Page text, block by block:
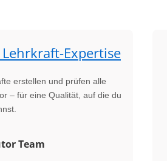
Expertise
erstellen und prüfen alle
– für eine Qualität, auf die du
Team